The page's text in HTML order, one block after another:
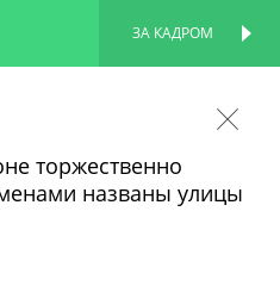
ЗА КАДРОМ
торжественно
названы улицы
ПЕРСОНАЛЬНАЯ